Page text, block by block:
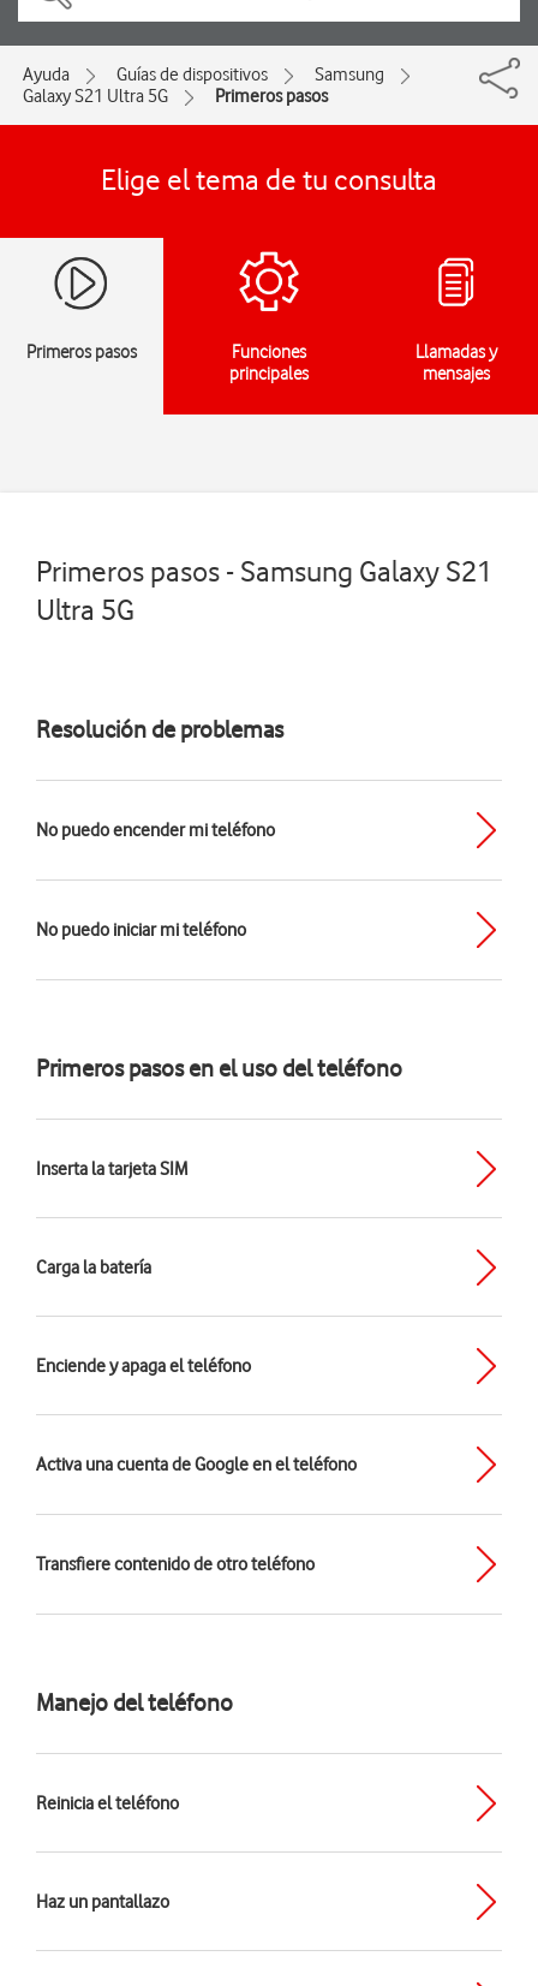
Ayuda Guías de dispositivos
Samsung
Galaxy S21 Ultra 5G
Primeros pasos
Elige el tema de tu consulta
Primeros pasos
Funciones
principales
Llamadas y
mensajes
Primeros pasos - Samsung Galaxy S21
Ultra 5G
Resolución de problemas
No puedo encender mi teléfono
No puedo iniciar mi teléfono
Primeros pasos en el uso del teléfono
Inserta la tarjeta SIM
Carga la batería
Enciende y apaga el teléfono
Activa una cuenta de Google en el teléfono
Transfiere contenido de otro teléfono
Manejo del teléfono
Reinicia el teléfono
Haz un pantallazo